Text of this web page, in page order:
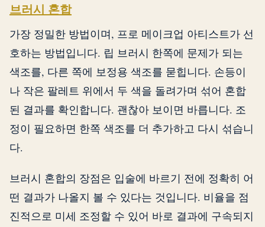
브러시 혼합
가장 정밀한 방법이며, 프로 메이크업 아티스트가 선
호하는 방법입니다. 립 브러시 한쪽에 문제가 되는
색조를, 다른 쪽에 보정용 색조를 묻힙니다. 손등이
나 작은 팔레트 위에서 두 색을 돌려가며 섞어 혼합
된 결과를 확인합니다. 괜찮아 보이면 바릅니다. 조
정이 필요하면 한쪽 색조를 더 추가하고 다시 섞습니
다.
브러시 혼합의 장점은 입술에 바르기 전에 정확히 어
떤 결과가 나올지 볼 수 있다는 것입니다. 비율을 점
진적으로 미세 조정할 수 있어 바로 결과에 구속되지